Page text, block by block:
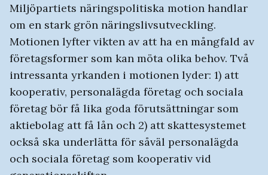
Miljöpartiets näringspolitiska motion handlar
om en stark grön näringslivsutveckling.
Motionen lyfter vikten av att ha en mångfald av
företagsformer som kan möta olika behov. Två
intressanta yrkanden i motionen lyder: 1) att
kooperativ, personalägda företag och sociala
företag bör få lika goda förutsättningar som
aktiebolag att få lån och 2) att skattesystemet
också ska underlätta för såväl personalägda
och sociala företag som kooperativ vid